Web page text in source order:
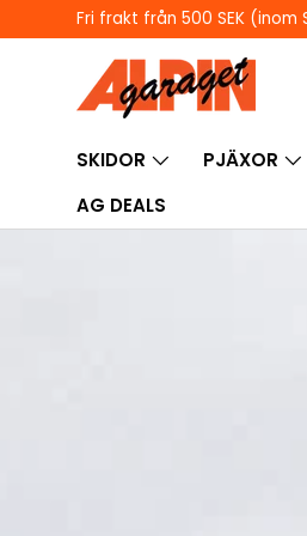
HOPPA TILL INNEHÅLL
ÖPPETTIDER I BUTIKEN
SKIDOR PJÄXOR
AG DEALS